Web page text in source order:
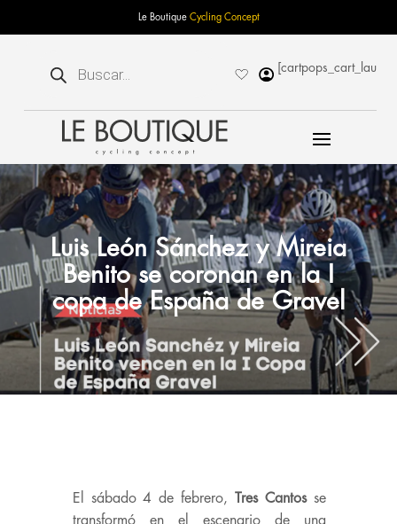
Le Boutique Cycling Concept
productos
Luis León Sánchez y Mireia
Benito se coronan en la I
copa de España de Gravel
El sábado 4 de febrero,Tres Cantosse
transformó en el escenario de una